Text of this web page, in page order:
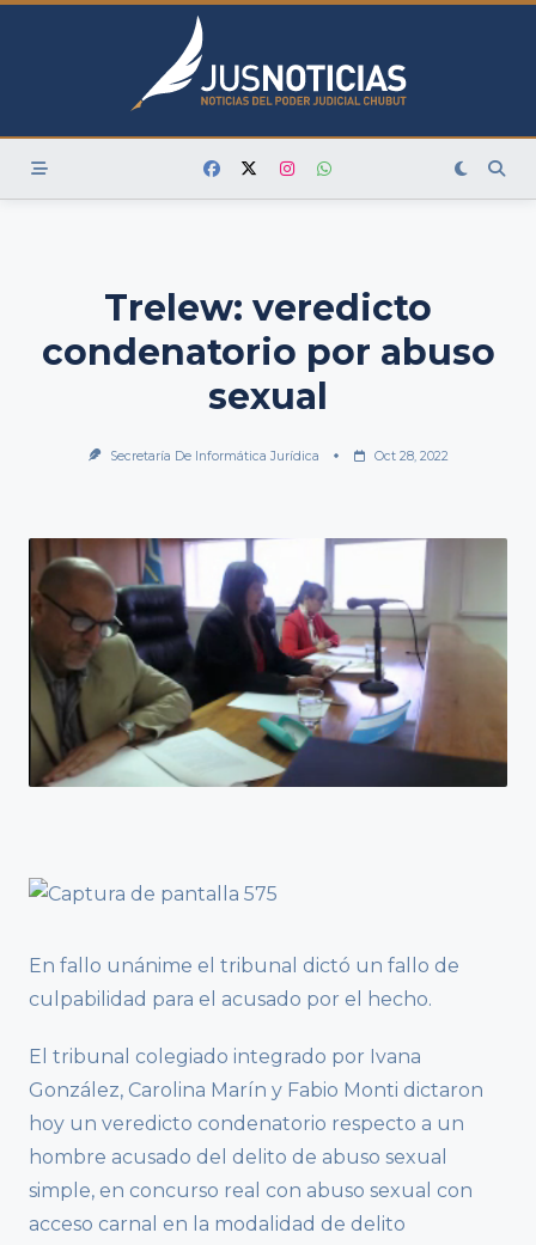
Skip
Trelew: veredicto
condenatorio por abuso
sexual
Secretaría De Informática Jurídica Oct 28, 2022
En fallo unánime el tribunal dictó un fallo de
culpabilidad para el acusado por el hecho.
El tribunal colegiado integrado por Ivana
González, Carolina Marín y Fabio Monti dictaron
hoy un veredicto condenatorio respecto a un
hombre acusado del delito de abuso sexual
simple, en concurso real con abuso sexual con
acceso carnal en la modalidad de delito